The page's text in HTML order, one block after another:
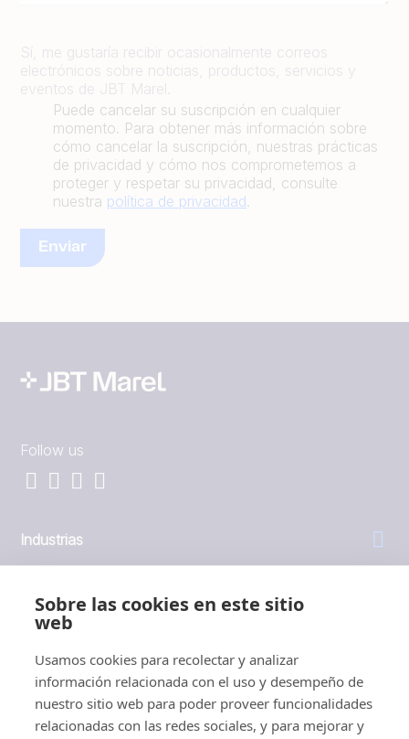
Sobre las cookies en este sitio
web
Usamos cookies para recolectar y analizar
información relacionada con el uso y desempeño de
nuestro sitio web para poder proveer funcionalidades
relacionadas con las redes sociales, y para mejorar y
Sí, me gustaría recibir ocasionalmente correos
electrónicos sobre noticias, productos, servicios y
eventos de JBT Marel.
Puede cancelar su suscripción en cualquier
momento. Para obtener más información sobre
cómo cancelar la suscripción, nuestras prácticas
de privacidad y cómo nos comprometemos a
proteger y respetar su privacidad, consulte
nuestra política de privacidad.
Follow us
Industrias
Inversores